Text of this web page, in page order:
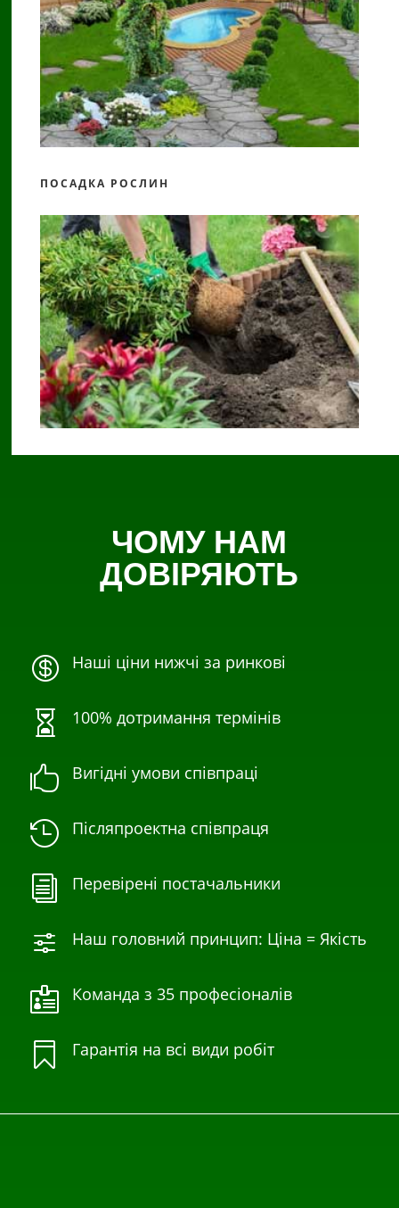
ПОСАДКА РОСЛИН
ЧОМУ НАМ
ДОВІРЯЮТЬ
 Наші ціни нижчі за ринкові
 100% дотримання термінів
 Вигідні умови співпраці
 Післяпроектна співпраця
i Перевірені постачальники
f Наш головний принцип: Ціна = Якість
 Команда з 35 професіоналів
 Гарантія на всі види робіт